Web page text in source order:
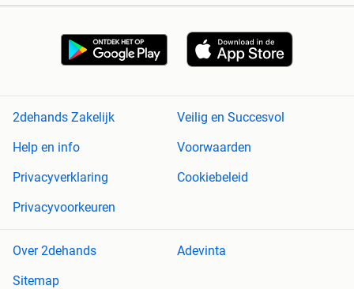
2dehands Zakelijk
Veilig en Succesvol
Help en info
Voorwaarden
Privacyverklaring
Cookiebeleid
Privacyvoorkeuren
Over 2dehands
Adevinta
Sitemap